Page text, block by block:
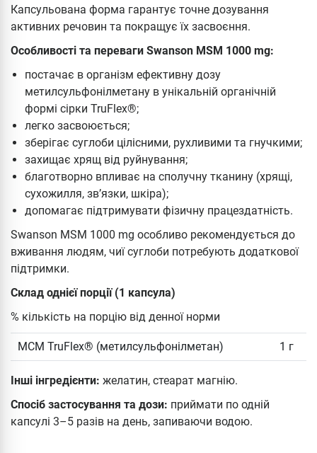
Капсульована форма гарантує точне дозування
активних речовин та покращує їх засвоєння.
Особливості та переваги Swanson MSM 1000 mg:
постачає в організм ефективну дозу
метилсульфонілметану в унікальній органічній
формі сірки TruFlex®;
легко засвоюється;
зберігає суглоби цілісними, рухливими та гнучкими;
захищає хрящ від руйнування;
благотворно впливає на сполучну тканину (хрящі,
сухожилля, зв’язки, шкіра);
допомагає підтримувати фізичну працездатність.
Swanson MSM 1000 mg особливо рекомендується до
вживання людям, чиї суглоби потребують додаткової
підтримки.
Склад однієї порції (1 капсула)
% кількість на порцію від денної норми
МСМ TruFlex® (метилсульфонілметан) 1 г
Інші інгредієнти: желатин, стеарат магнію.
Спосіб застосування та дози: приймати по одній
капсулі 3–5 разів на день, запиваючи водою.